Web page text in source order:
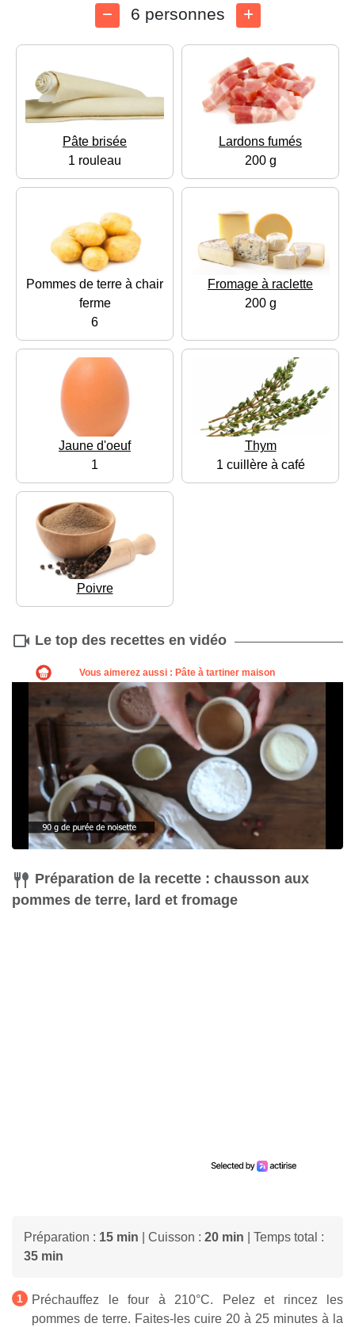
6 personnes
Pâte brisée
1 rouleau
Lardons fumés
200 g
Pommes de terre à chair
ferme
6
Fromage à raclette
200 g
Jaune d'oeuf
1
Thym
1 cuillère à café
Poivre
Le top des recettes en vidéo
Préparation de la recette : chausson aux
pommes de terre, lard et fromage
Préparation : 15 min | Cuisson : 20 min | Temps total :
35 min
Préchauffez le four à 210°C. Pelez et rincez les
pommes de terre. Faites-les cuire 20 à 25 minutes à la